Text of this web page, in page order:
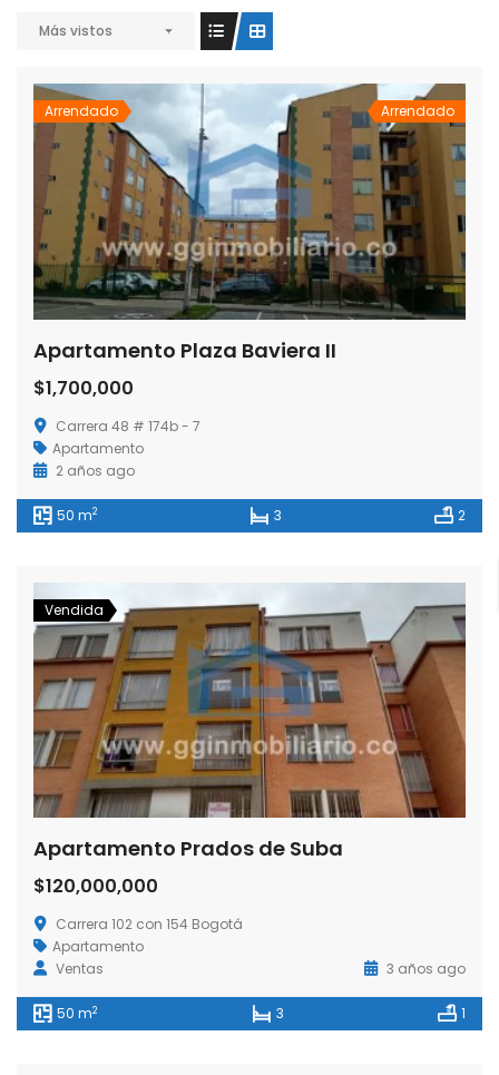
Más vistos
Arrendado Arrendado
Apartamento Plaza Baviera II
$1,700,000
Carrera 48 # 174b - 7
Apartamento
2 años ago
50 m2 3 2
Vendida
Apartamento Prados de Suba
$120,000,000
Carrera 102 con 154 Bogotá
Apartamento
Ventas
3 años ago
50 m2 3 1